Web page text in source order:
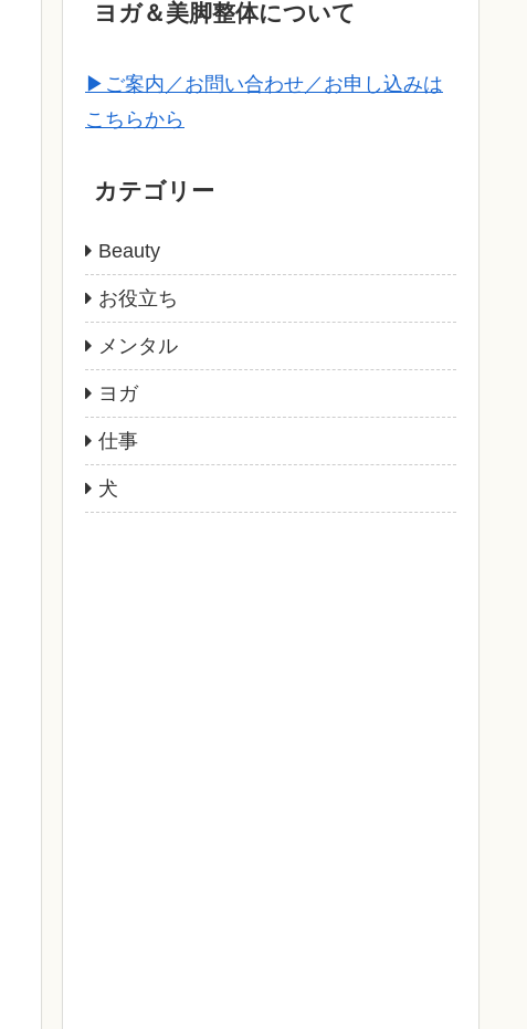
ヨガ＆美脚整体について
▶ご案内／お問い合わせ／お申し込みは
こちらから
カテゴリー
Beauty
お役立ち
メンタル
ヨガ
仕事
犬